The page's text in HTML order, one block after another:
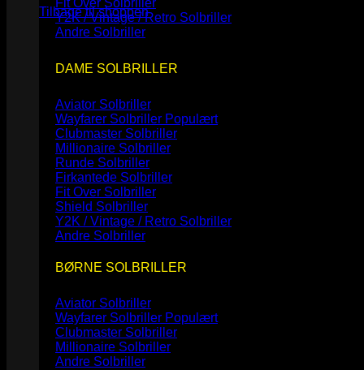
Tilbage til shoppen
Fit Over Solbriller
Y2K / Vintage / Retro Solbriller
Andre Solbriller
DAME SOLBRILLER
Aviator Solbriller
Wayfarer Solbriller
Clubmaster Solbriller
Millionaire Solbriller
Runde Solbriller
Firkantede Solbriller
Fit Over Solbriller
Shield Solbriller
Y2K / Vintage / Retro Solbriller
Andre Solbriller
BØRNE SOLBRILLER
Aviator Solbriller
Wayfarer Solbriller
Clubmaster Solbriller
Millionaire Solbriller
Andre Solbriller